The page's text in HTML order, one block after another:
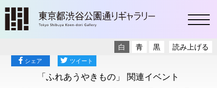
読み上げる
白 青 黒
シェア ツイート
「ふれあうやきもの」 関連イベント